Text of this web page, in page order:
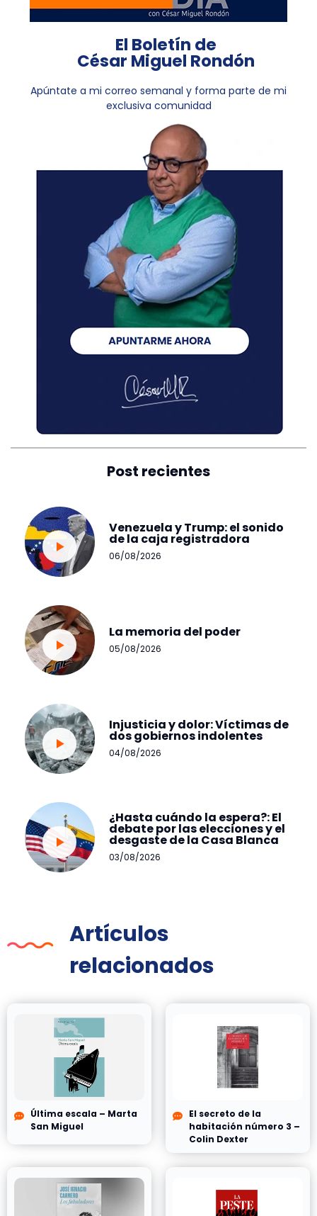
El Boletín de
César Miguel Rondón
Apúntate a mi correo semanal y forma parte de mi
exclusiva comunidad
Post recientes
Venezuela y Trump: el sonido
de la caja registradora
06/08/2026
La memoria del poder
05/08/2026
Injusticia y dolor: Víctimas de
dos gobiernos indolentes
04/08/2026
¿Hasta cuándo la espera?: El
debate por las elecciones y el
desgaste de la Casa Blanca
03/08/2026
Artículos
relacionados
Última escala – Marta
San Miguel
El secreto de la
habitación número 3 –
Colin Dexter